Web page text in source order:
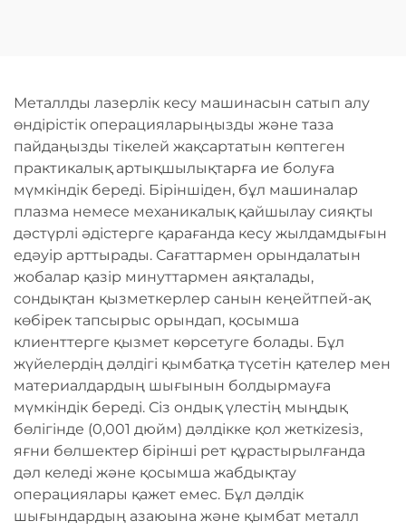
Металлды лазерлік кесу машинасын сатып алу
өндірістік операцияларыңызды және таза
пайдаңызды тікелей жақсартатын көптеген
практикалық артықшылықтарға ие болуға
мүмкіндік береді. Біріншіден, бұл машиналар
плазма немесе механикалық қайшылау сияқты
дәстүрлі әдістерге қарағанда кесу жылдамдығын
едәуір арттырады. Сағаттармен орындалатын
жобалар қазір минуттармен аяқталады,
сондықтан қызметкерлер санын кеңейтпей-ақ
көбірек тапсырыс орындап, қосымша
клиенттерге қызмет көрсетуге болады. Бұл
жүйелердің дәлдігі қымбатқа түсетін қателер мен
материалдардың шығынын болдырмауға
мүмкіндік береді. Сіз ондық үлестің мыңдық
бөлігінде (0,001 дюйм) дәлдікке қол жеткіzesіз,
яғни бөлшектер бірінші рет құрастырылғанда
дәл келеді және қосымша жабдықтау
операциялары қажет емес. Бұл дәлдік
шығындардың азаюына және қымбат металл